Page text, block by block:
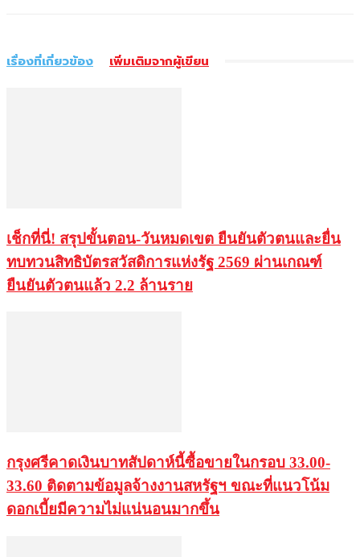
เรื่องที่เกี่ยวข้อง เพิ่มเติมจากผู้เขียน
เช็กที่นี่! สรุปขั้นตอน-วันหมดเขต ยืนยันตัวตนและยื่น
ทบทวนสิทธิบัตรสวัสดิการแห่งรัฐ 2569 ผ่านเกณฑ์
ยืนยันตัวตนแล้ว 2.2 ล้านราย
กรุงศรีคาดเงินบาทสัปดาห์นี้ซื้อขายในกรอบ 33.00-
33.60 ติดตามข้อมูลจ้างงานสหรัฐฯ ขณะที่แนวโน้ม
ดอกเบี้ยมีความไม่แน่นอนมากขึ้น